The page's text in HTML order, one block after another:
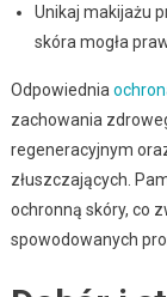
Unikaj makijażu
skóra mogła
Odpowiednia
zachowania
regeneracyjnym
złuszczających.
ochronną skóry, co
spowodowanych